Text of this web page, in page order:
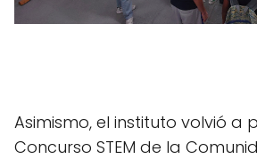
Asimismo, el instituto volvió a
Concurso STEM de la